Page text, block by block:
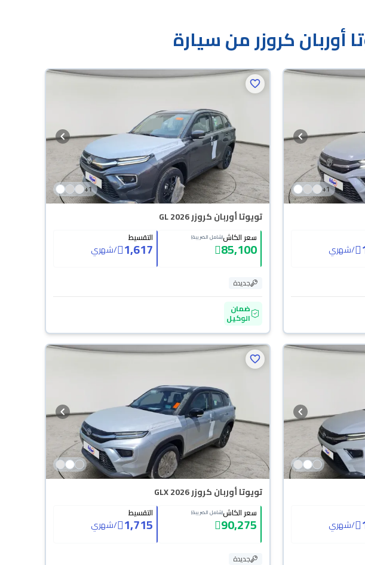
كروزر من سيارة
1
+
/شهري
1
+
تويوتا أوربان كروزر GL 2026
سعر الكاش(شامل الضريبة)
85,100
التقسيط
1,617
/شهري
جديدة
ضمان
الوكيل
/شهري
تويوتا أوربان كروزر GLX 2026
سعر الكاش(شامل الضريبة)
90,275
التقسيط
1,715
/شهري
جديدة